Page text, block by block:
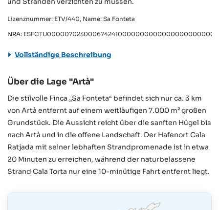
Lizenznummer: ETV/440, Name: Sa Fonteta
NRA:
Vollständige Beschreibung
Über die Lage "Artà"
Die stilvolle Finca „Sa Fonteta“ befindet sich nur ca. 3 km
von Artà entfernt auf einem weitläufigen 7.000 m² großen
Grundstück. Die Aussicht reicht über die sanften Hügel bis
nach Artà und in die offene Landschaft. Der Hafenort Cala
Ratjada mit seiner lebhaften Strandpromenade ist in etwa
20 Minuten zu erreichen, während der naturbelassene
Strand Cala Torta nur eine 10-minütige Fahrt entfernt liegt.